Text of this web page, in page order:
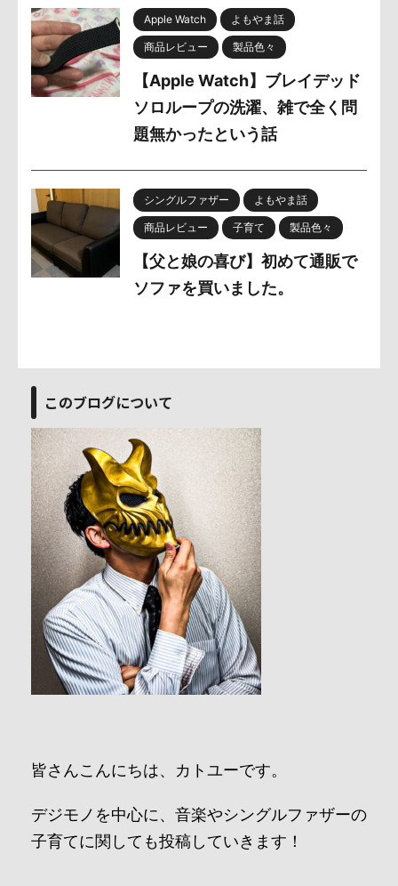
Apple Watch よもやま話
商品レビュー 製品色々
【Apple Watch】ブレイデッド
ソロループの洗濯、雑で全く問
題無かったという話
シングルファザー よもやま話
商品レビュー 子育て 製品色々
【父と娘の喜び】初めて通販で
ソファを買いました。
このブログについて
皆さんこんにちは、カトユーです。
デジモノを中心に、音楽やシングルファザーの
子育てに関しても投稿していきます！